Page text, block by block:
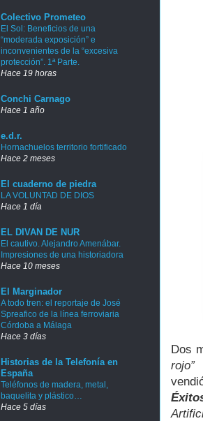
Dos
rojo”
Colectivo Prometeo
El Sol: Beneficios de una
“moderada exposición” e
inconvenientes de la “excesiva
protección”. 1ª Parte.
Hace 19 horas
Conchi Carnago
Hace 1 año
e.d.r.
Hornachuelos territorio fortificado
Hace 2 meses
El cuaderno de piedra
LA VOLUNTAD DE DIOS
Hace 1 día
EL DIVAN DE NUR
El cautivo. Alejandro Amenábar.
Impresiones de una historiadora
Hace 10 meses
El Marginador
A todo tren: el reportaje de José
Spreafico de la línea ferroviaria
Córdoba a Málaga
Hace 3 días
Historias de la Telefonía en
España
Teléfonos de madera, metal,
baquelita y plástico…
Hace 5 días